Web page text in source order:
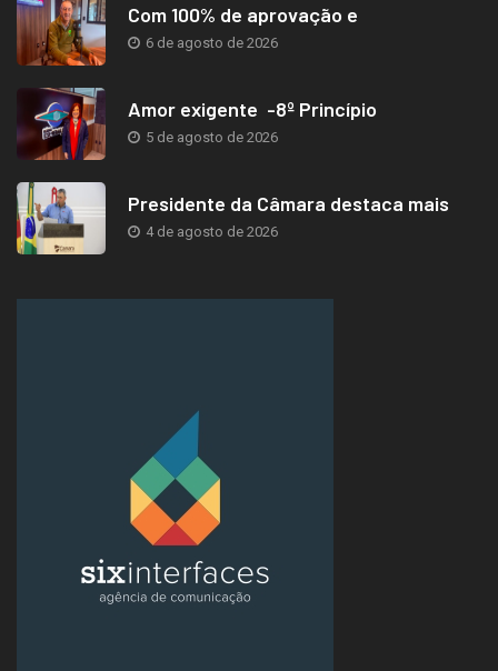
Com 100% de aprovação e
6 de agosto de 2026
Amor exigente -8º Princípio
5 de agosto de 2026
Presidente da Câmara destaca mais
4 de agosto de 2026